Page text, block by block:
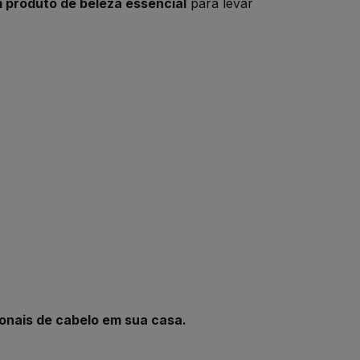
produto de beleza essencial para levar
de cabelo em sua casa.